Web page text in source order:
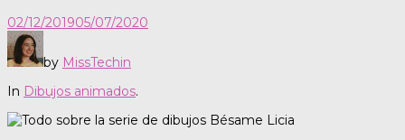
02/12/201905/07/2020
by MissTechin
In Dibujos animados.